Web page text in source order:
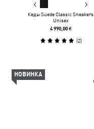
Кеды Suede Classic Sneakers
Unisex
4 990,00 ₴
(2)
НОВИНКА